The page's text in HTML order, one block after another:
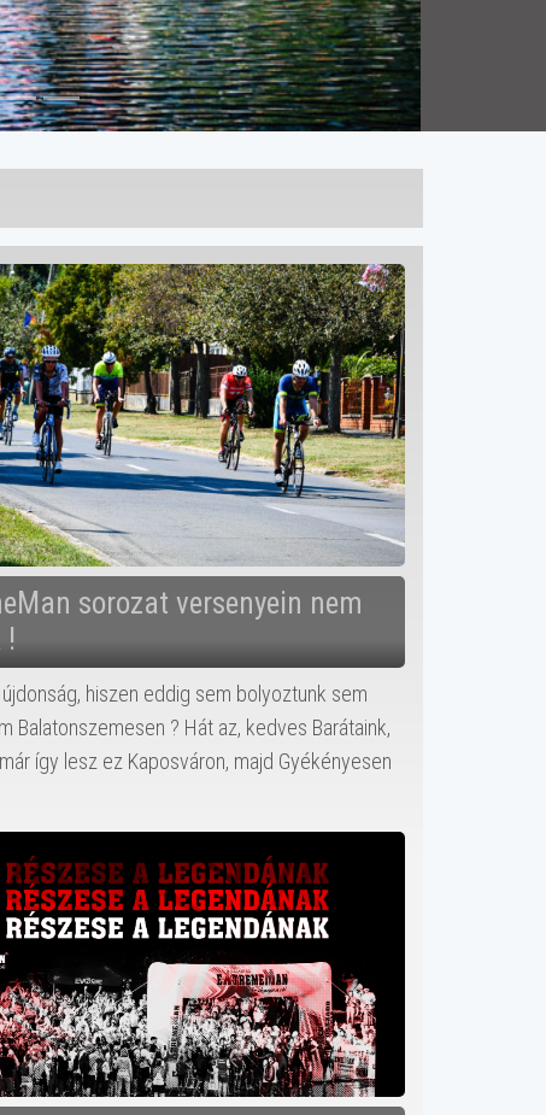
sorozat versenyein nem
!
hiszen eddig sem bolyoztunk sem
Balatonszemesen ? Hát az, kedves Barátaink,
így lesz ez Kaposváron, majd Gyékényesen